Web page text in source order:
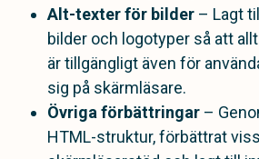
Alt-texter för bilder – Lagt
bilder och logotyper så att
är tillgängligt även för
sig på skärmläsare.
Övriga förbättringar –
HTML-struktur, förbättrat